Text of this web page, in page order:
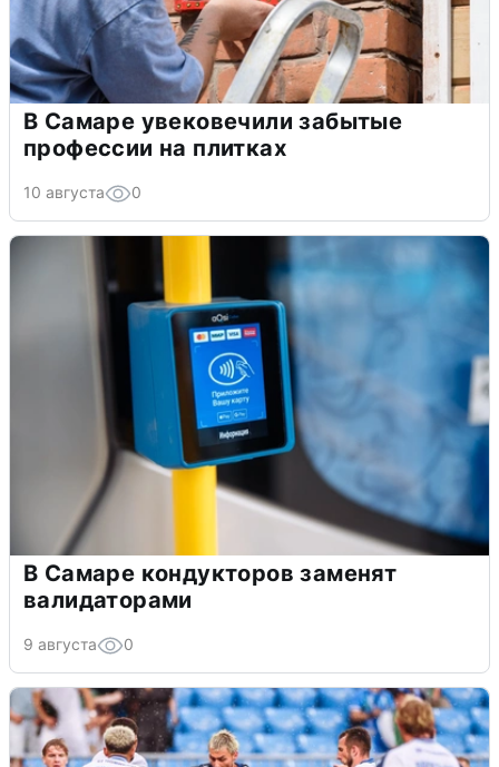
В Самаре увековечили забытые
профессии на плитках
10 августа 0
В Самаре кондукторов заменят
валидаторами
9 августа 0